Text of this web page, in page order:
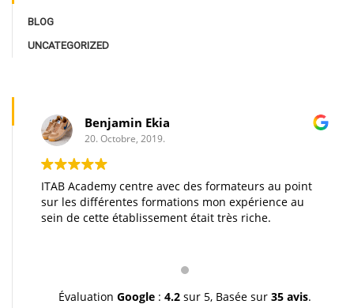
BLOG
UNCATEGORIZED
Benjamin Ekia
20. Octobre, 2019.
ITAB Academy centre avec des formateurs au point
sur les différentes formations mon expérience au
sein de cette établissement était très riche.
Évaluation Google : 4.2 sur 5, Basée sur 35 avis.